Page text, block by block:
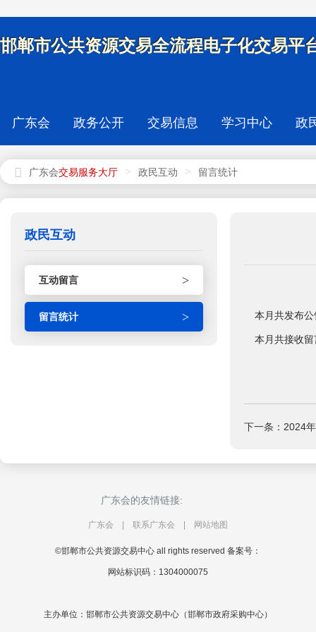
邯郸市公共资源交易全流程电子化交易平
广东会 政务公开 交易信息 学习中心 政
广东会 > 政民互动 > 留言统计
政民互动
互动留言 >
留言统计 > 本月共发布
本月共接收
下一条：2024
广东会的友情链接:
广东会 联系广东会 网站地图
©邯郸市公共资源交易中心 all rights reserved 备案号：
网站标识码：1304000075
主办单位：邯郸市公共资源交易中心（邯郸市政府采购中心）